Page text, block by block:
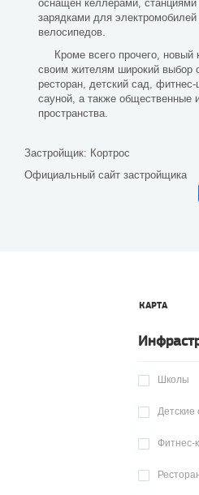
оснащен келлерами,
зарядками для
велосипедов.
Кроме всего прочего, новый
своим жителям широкий выбор
ресторан, детский сад,
сауной, а также общественные
пространства.
Застройщик: Кортрос
Официальный сайт застройщика
КАРТА
Школы
Детские
Фитнес-